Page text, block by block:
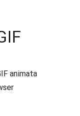
animata